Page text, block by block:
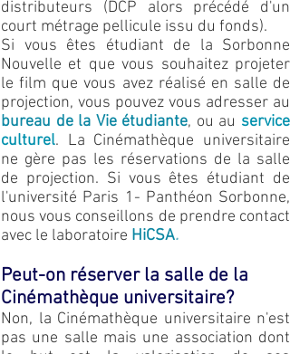
distributeurs (DCP alors précédé d'un
court métrage pellicule issu du fonds).
Si vous êtes étudiant de la Sorbonne
Nouvelle et que vous souhaitez projeter
le film que vous avez réalisé en salle de
projection, vous pouvez vous adresser au
bureau de la Vie étudiante, ou au service
culturel. La Cinémathèque universitaire
ne gère pas les réservations de la salle
de projection. Si vous êtes étudiant de
l'université Paris 1- Panthéon Sorbonne,
nous vous conseillons de prendre contact
avec le laboratoire HiCSA.
Peut-on réserver la salle de la
Cinémathèque universitaire?
Non, la Cinémathèque universitaire n'est
pas une salle mais une association dont